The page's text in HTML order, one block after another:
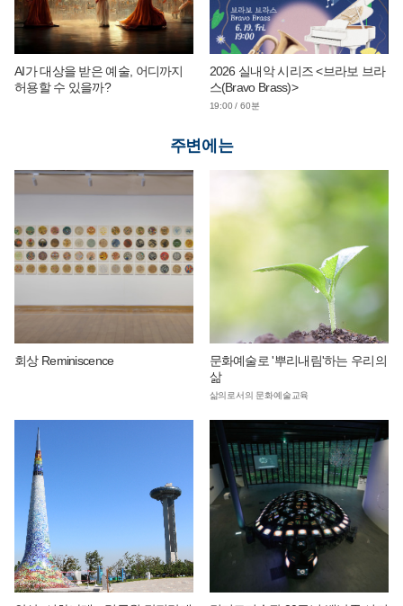
AI가 대상을 받은 예술, 어디까지
허용할 수 있을까?
2026 실내악 시리즈 <브라보 브라
스(Bravo Brass)>
19:00 / 60분
주변에는
회상 Reminiscence
문화예술로 '뿌리내림'하는 우리의
삶
삶의로서의 문화예술교육